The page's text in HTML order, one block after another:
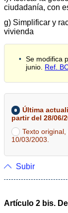
ciudadanía, con
g) Simplificar y
vivienda
Se modifica
junio. Ref.
Última
partir del 28/06/
Texto
10/03/2003.
Subir
Artículo 2 bis.